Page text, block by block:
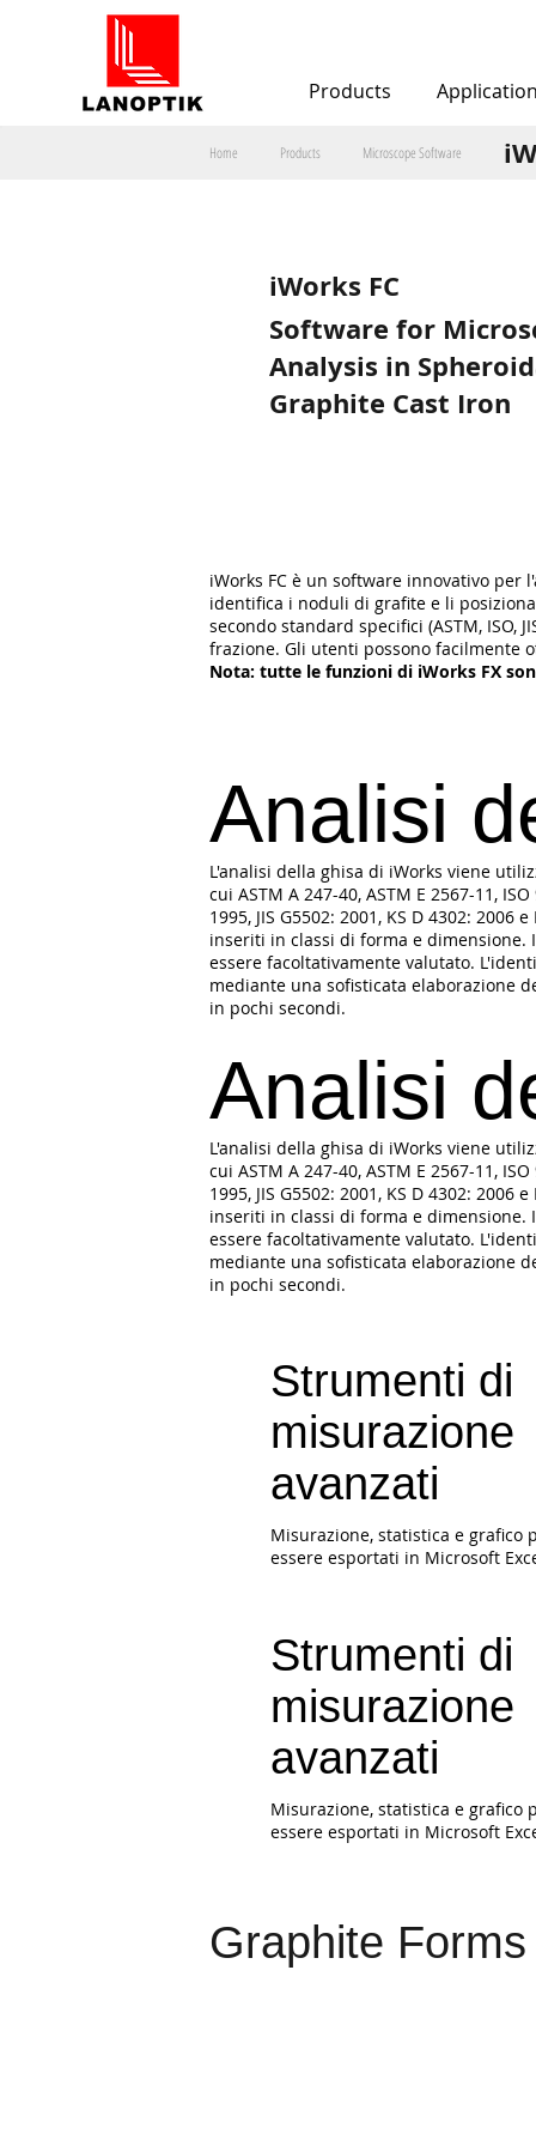
Products
iWorks FC
Software for
Analysis in
Graphite Cast Iron
iWorks FC è un software innovativo
identifica i noduli di grafite e li
secondo standard specifici (ASTM, ISO,
frazione. Gli utenti possono facilmente
Nota: tutte le funzioni di iWorks FX
Analisi
L'analisi della ghisa di iWorks viene
cui ASTM A 247-40, ASTM E 2567-11,
1995, JIS G5502: 2001, KS D 4302:
inseriti in classi di forma e
essere facoltativamente valutato.
mediante una sofisticata elaborazione
in pochi secondi.
Analisi
L'analisi della ghisa di iWorks viene
cui ASTM A 247-40, ASTM E 2567-11,
1995, JIS G5502: 2001, KS D 4302:
inseriti in classi di forma e
essere facoltativamente valutato.
mediante una sofisticata elaborazione
in pochi secondi.
Strumenti di
misurazione
avanzati
Misurazione, statistica e grafico
essere esportati in Microsoft
Strumenti di
misurazione
avanzati
Misurazione, statistica e grafico
essere esportati in Microsoft
Graphite
Home Products Microscope Software